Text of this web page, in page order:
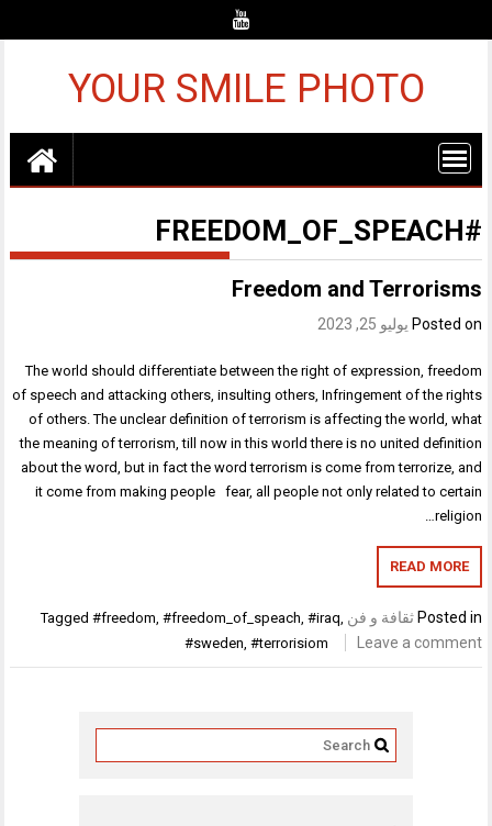
YOUR SMILE PHOTO
#FREEDOM_OF_SPEACH
Freedom and Terrorisms
Posted on يوليو 25, 2023
The world should differentiate between the right of expression, freedom
of speech and attacking others, insulting others, Infringement of the rights
of others. The unclear definition of terrorism is affecting the world, what
the meaning of terrorism, till now in this world there is no united definition
about the word, but in fact the word terrorism is come from terrorize, and
it come from making people fear, all people not only related to certain
religion…
READ MORE
Posted in ثقافة و فن Tagged #freedom, #freedom_of_speach, #iraq,
#sweden, #terrorisiom Leave a comment